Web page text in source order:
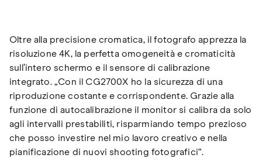
Oltre alla precisione cromatica, il fotografo apprezza la
risoluzione 4K, la perfetta omogeneità e cromaticità
sull’intero schermo e il sensore di calibrazione
integrato. „Con il CG2700X ho la sicurezza di una
riproduzione costante e corrispondente. Grazie alla
funzione di autocalibrazione il monitor si calibra da solo
agli intervalli prestabiliti, risparmiando tempo prezioso
che posso investire nel mio lavoro creativo e nella
pianificazione di nuovi shooting fotografici“.